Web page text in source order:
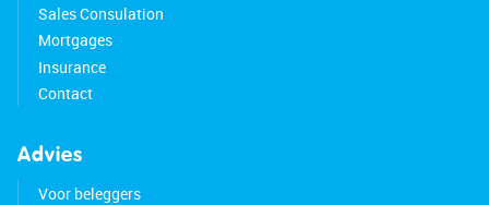
Sales Consulation
Mortgages
Insurance
Contact
Advies
Voor beleggers